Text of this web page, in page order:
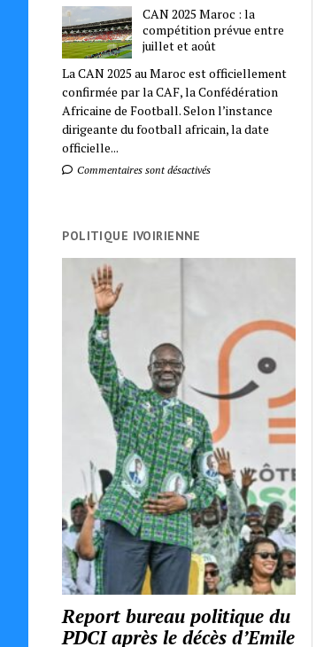
CAN 2025 Maroc : la
compétition prévue entre
juillet et août
La CAN 2025 au Maroc est officiellement
confirmée par la CAF, la Confédération
Africaine de Football. Selon l’instance
dirigeante du football africain, la date
officielle...
Commentaires sont désactivés
POLITIQUE IVOIRIENNE
Report bureau politique du
PDCI après le décès d’Emile